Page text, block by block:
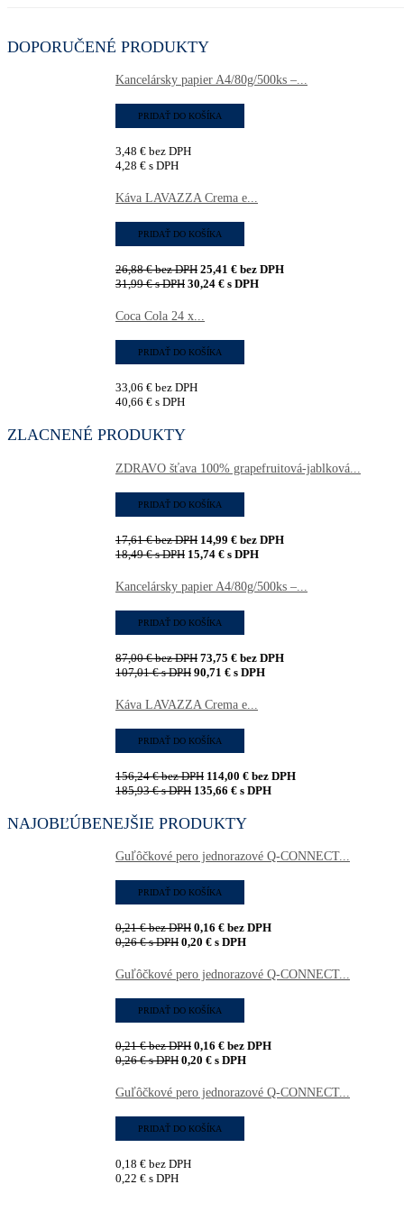
DOPORUČENÉ PRODUKTY
Kancelársky papier A4/80g/500ks –...
3,48 € bez DPH
4,28 € s DPH
PRIDAŤ DO KOŠÍKA
Káva LAVAZZA Crema e...
26,88€bez DPH 25,41 € bez DPH
31,99€s DPH 30,24 € s DPH
PRIDAŤ DO KOŠÍKA
Coca Cola 24 x...
33,06 € bez DPH
40,66 € s DPH
PRIDAŤ DO KOŠÍKA
ZLACNENÉ PRODUKTY
ZDRAVO šťava 100% grapefruitová-jablková...
17,61€bez DPH 14,99 € bez DPH
18,49€s DPH 15,74 € s DPH
PRIDAŤ DO KOŠÍKA
Kancelársky papier A4/80g/500ks –...
87,00€bez DPH 73,75 € bez DPH
107,01€s DPH 90,71 € s DPH
PRIDAŤ DO KOŠÍKA
Káva LAVAZZA Crema e...
156,24€bez DPH 114,00 € bez DPH
185,93€s DPH 135,66 € s DPH
PRIDAŤ DO KOŠÍKA
NAJOBĽÚBENEJŠIE PRODUKTY
Guľôčkové pero jednorazové Q-CONNECT...
0,21€bez DPH 0,16 € bez DPH
0,26€s DPH 0,20 € s DPH
PRIDAŤ DO KOŠÍKA
Guľôčkové pero jednorazové Q-CONNECT...
0,21€bez DPH 0,16 € bez DPH
0,26€s DPH 0,20 € s DPH
PRIDAŤ DO KOŠÍKA
Guľôčkové pero jednorazové Q-CONNECT...
0,18 € bez DPH
0,22 € s DPH
PRIDAŤ DO KOŠÍKA